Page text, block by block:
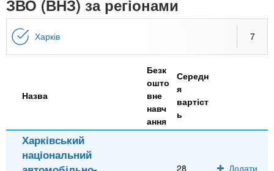
n
t
s
i
и
а
д
За кордоном
ЗВО (ВНЗ) за регіонами
Харків 7
Назва
Безк
ошто
вне
навч
ання
Середн
я
вартіст
ь
Харківський
національний
28
Додати